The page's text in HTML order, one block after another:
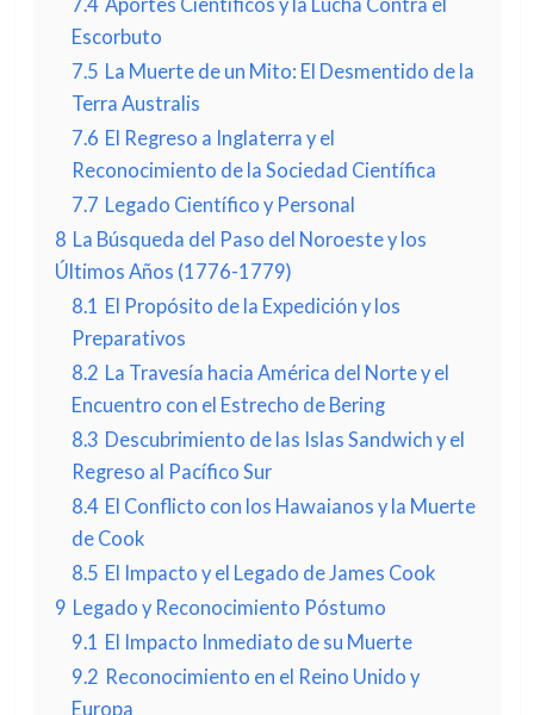
Escorbuto
7.5 La Muerte de un Mito: El Desmentido de la
Terra Australis
7.6 El Regreso a Inglaterra y el
Reconocimiento de la Sociedad Científica
7.7 Legado Científico y Personal
8 La Búsqueda del Paso del Noroeste y los
Últimos Años (1776-1779)
8.1 El Propósito de la Expedición y los
Preparativos
8.2 La Travesía hacia América del Norte y el
Encuentro con el Estrecho de Bering
8.3 Descubrimiento de las Islas Sandwich y el
Regreso al Pacífico Sur
8.4 El Conflicto con los Hawaianos y la Muerte
de Cook
8.5 El Impacto y el Legado de James Cook
9 Legado y Reconocimiento Póstumo
9.1 El Impacto Inmediato de su Muerte
9.2 Reconocimiento en el Reino Unido y
Europa